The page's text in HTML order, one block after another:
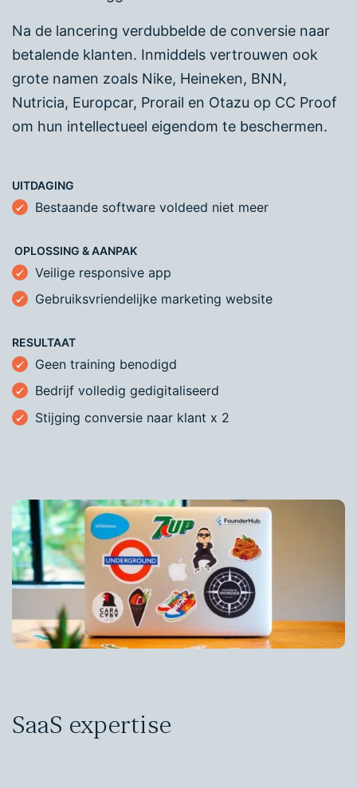
Na de lancering verdubbelde de conversie naar
betalende klanten. Inmiddels vertrouwen ook
grote namen zoals Nike, Heineken, BNN,
Nutricia, Europcar, Prorail en Otazu op CC Proof
om hun intellectueel eigendom te beschermen.
UITDAGING
Bestaande software voldeed niet meer
OPLOSSING & AANPAK
Veilige responsive app
Gebruiksvriendelijke marketing website
RESULTAAT
Geen training benodigd
Bedrijf volledig gedigitaliseerd
Stijging conversie naar klant x 2
SaaS expertise